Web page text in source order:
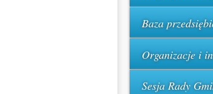
Baza
Organizacje i
Sesja Rady